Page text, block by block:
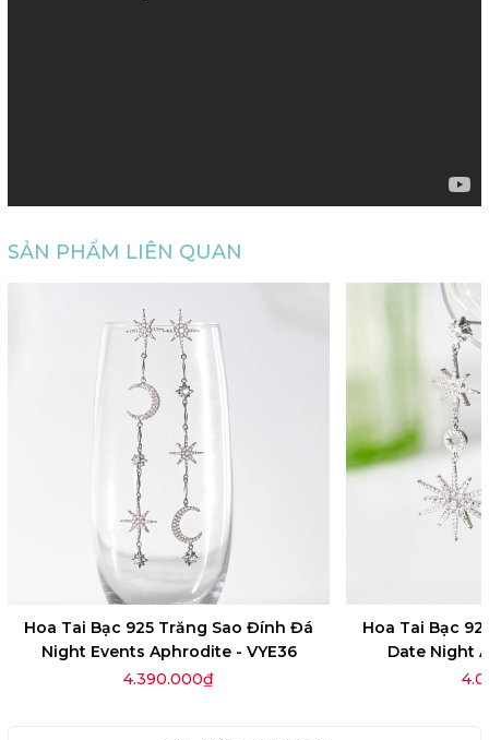
SẢN PHẨM LIÊN QUAN
Hoa Tai Bạc 925 Trăng Sao Đính Đá
Night Events Aphrodite - VYE36
4.390.000₫
Hoa Tai Bạc
Date Night